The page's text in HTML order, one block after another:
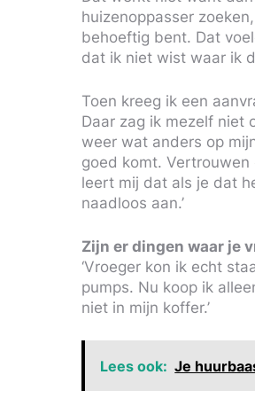
huizenoppasser
behoeftig bent. Dat
dat ik niet wist waar ik
Toen kreeg ik een
Daar zag ik mezelf niet
weer wat anders op
goed komt.
leert mij dat als je dat
naadloos aan.’
Zijn er dingen waar je
‘Vroeger kon ik echt
pumps. Nu koop ik
niet in mijn koffer.’
Lees ook: Je